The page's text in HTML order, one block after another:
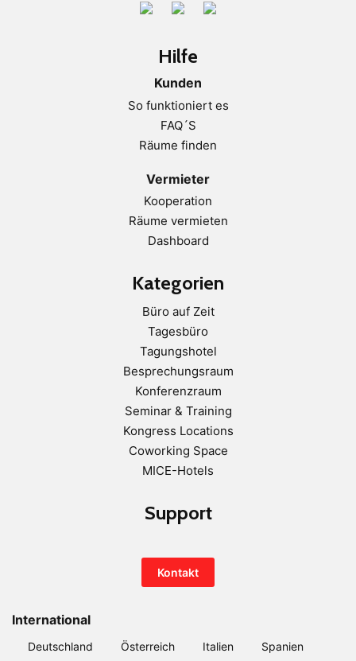
Hilfe
Kunden
So funktioniert es
FAQ´S
Räume finden
Vermieter
Kooperation
Räume vermieten
Dashboard
Kategorien
Büro auf Zeit
Tagesbüro
Tagungshotel
Besprechungsraum
Konferenzraum
Seminar & Training
Kongress Locations
Coworking Space
MICE-Hotels
Support
Kontakt
International
Deutschland Österreich Italien
Spanien